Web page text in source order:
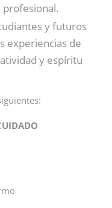
y futuros
experiencias de
y espíritu